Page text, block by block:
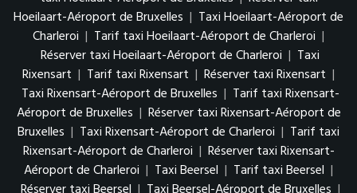
Hoeilaart-Aéroport de Bruxelles | Taxi Hoeilaart-Aéroport de
Charleroi | Tarif taxi Hoeilaart-Aéroport de Charleroi |
Réserver taxi Hoeilaart-Aéroport de Charleroi | Taxi
Rixensart | Tarif taxi Rixensart | Réserver taxi Rixensart |
Taxi Rixensart-Aéroport de Bruxelles | Tarif taxi Rixensart-
Aéroport de Bruxelles | Réserver taxi Rixensart-Aéroport de
Bruxelles | Taxi Rixensart-Aéroport de Charleroi | Tarif taxi
Rixensart-Aéroport de Charleroi | Réserver taxi Rixensart-
Aéroport de Charleroi | Taxi Beersel | Tarif taxi Beersel |